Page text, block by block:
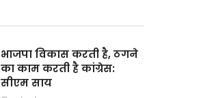
भाजपा विकास करती है, ठगने
का काम करती है कांग्रेस:
सीएम साय